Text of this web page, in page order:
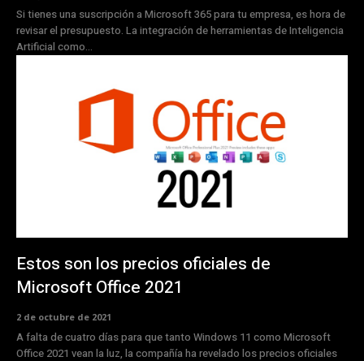
Si tienes una suscripción a Microsoft 365 para tu empresa, es hora de
revisar el presupuesto. La integración de herramientas de Inteligencia
Artificial como...
Estos son los precios oficiales de
Microsoft Office 2021
2 de octubre de 2021
A falta de cuatro días para que tanto Windows 11 como Microsoft
Office 2021 vean la luz, la compañía ha revelado los precios oficiales